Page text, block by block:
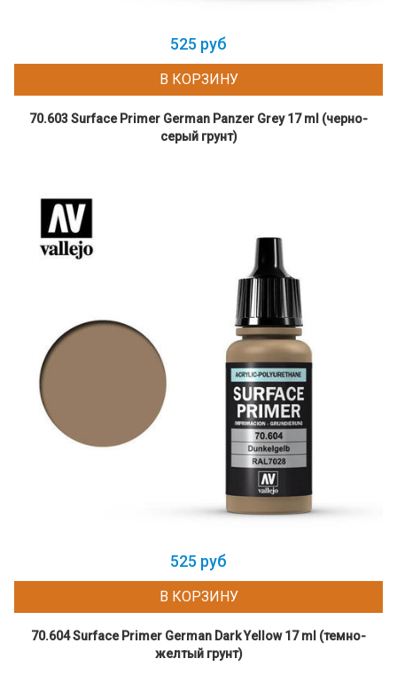
525 руб
В КОРЗИНУ
70.603 Surface Primer German Panzer Grey 17 ml (черно-
серый грунт)
525 руб
В КОРЗИНУ
70.604 Surface Primer German Dark Yellow 17 ml (темно-
желтый грунт)